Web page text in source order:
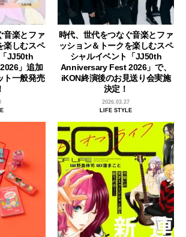
音楽とファ
楽しむスペ
JJ50th
」追加
ト一般発売
時代、世代をつなぐ音楽とファ
ッション＆トークを楽しむスペ
シャルイベント「JJ50th
Anniversary Fest 2026」で、
iKON終演後のお見送り会実施
決定！
2026.03.27
LIFE STYLE